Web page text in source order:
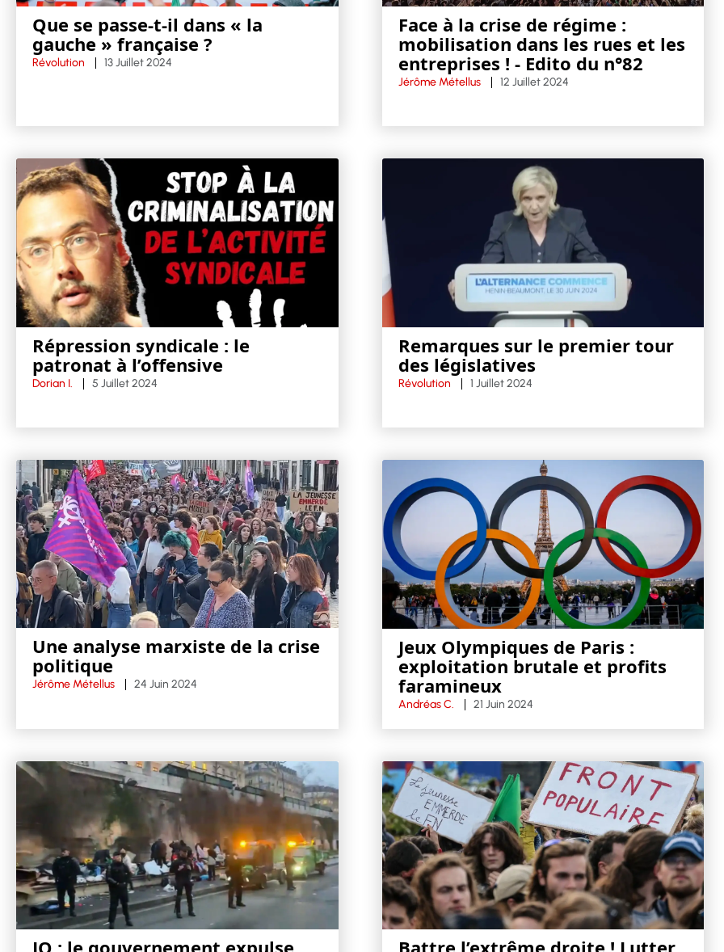
Que se passe-t-il dans « la
gauche » française ?
Révolution 13 Juillet 2024
Face à la crise de régime :
mobilisation dans les rues et les
entreprises ! - Edito du n°82
Jérôme Métellus 12 Juillet 2024
Répression syndicale : le
patronat à l’offensive
Dorian I. 5 Juillet 2024
Remarques sur le premier tour
des législatives
Révolution 1 Juillet 2024
Une analyse marxiste de la crise
politique
Jérôme Métellus 24 Juin 2024
Jeux Olympiques de Paris :
exploitation brutale et profits
faramineux
Andréas C. 21 Juin 2024